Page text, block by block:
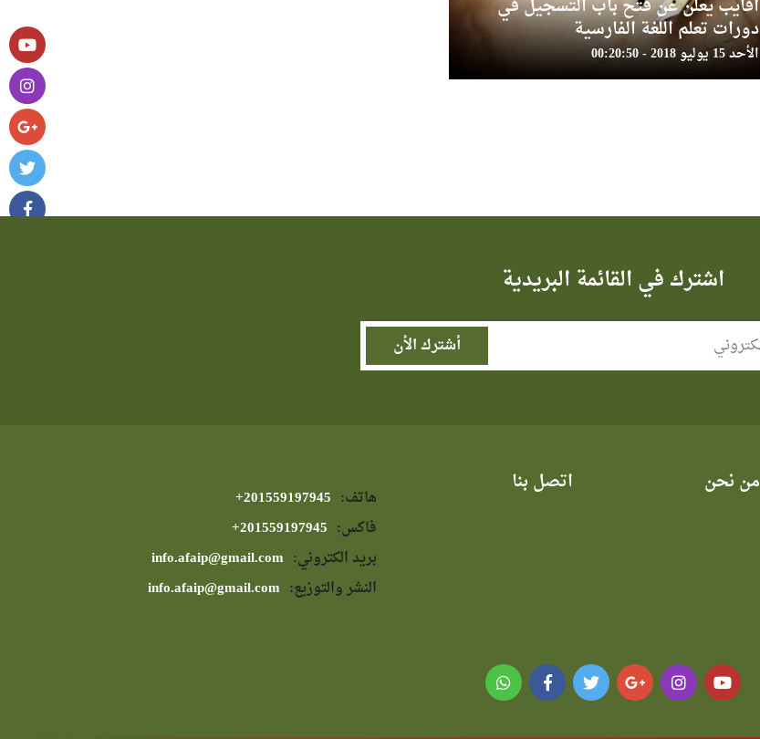
أفايب يعلن عن فتح باب التسجيل في
دورات تعلم اللغة الفارسية
الأحد 15 يوليو 2018 - 00:20:50
اشترك في القائمة البريدية
من نحن اتصل بنا
هاتف:
فاكس:
بريد الكتروني:
النشر والتوزيع: